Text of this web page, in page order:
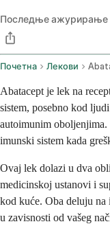
Последње ажурирање
Почетна Лекови
Abatacept je lek na
sistem, posebno kod
autoimunim
imunski sistem kada
Ovaj lek dolazi u dva
medicinskoj ustanovi i
kod kuće. Oba deluju
u zavisnosti od vašeg